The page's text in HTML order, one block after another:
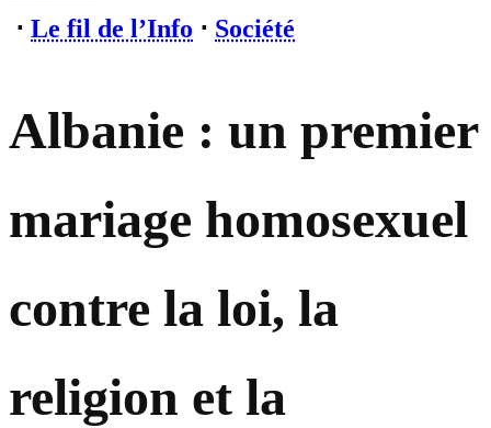
⋅ Le fil de l’Info ⋅ Société
Albanie : un premier
mariage homosexuel
contre la loi, la
religion et la